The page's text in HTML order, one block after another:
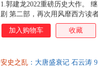
1.郭建龙2022重磅历史大作。
剧 第二部，再次用风靡西方读
独特的 郭氏 中国史写作风格。
的盛唐崩塌史。 完整复原唐朝
统，书中将会从三大维度为读
加入购物车 收藏
安史之乱 ：大唐盛衰记 石云涛